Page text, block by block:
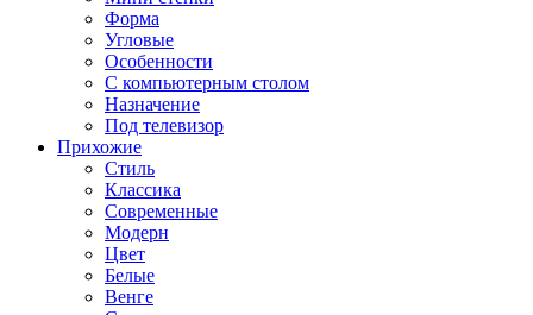
Форма
Угловые
Особенности
С компьютерным столом
Назначение
Под телевизор
Прихожие
Стиль
Классика
Современные
Модерн
Цвет
Белые
Венге